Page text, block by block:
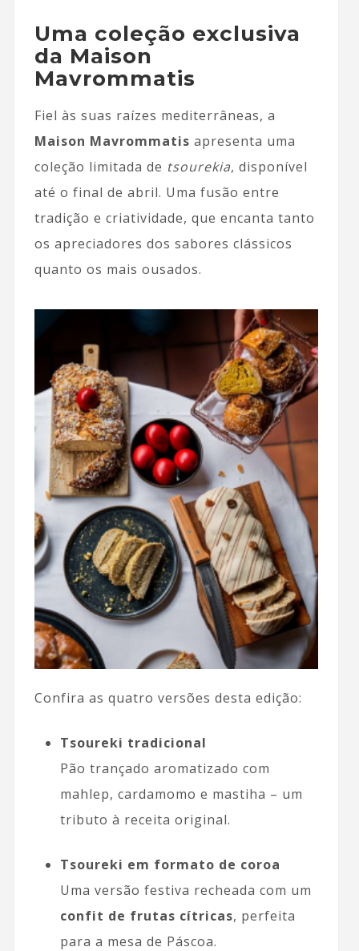
Uma coleção exclusiva
da Maison
Mavrommatis
Fiel às suas raízes mediterrâneas, a
Maison Mavrommatis apresenta uma
coleção limitada de tsourekia, disponível
até o final de abril. Uma fusão entre
tradição e criatividade, que encanta tanto
os apreciadores dos sabores clássicos
quanto os mais ousados.
Confira as quatro versões desta edição:
Tsoureki tradicional
Pão trançado aromatizado com
mahlep, cardamomo e mastiha – um
tributo à receita original.
Tsoureki em formato de coroa
Uma versão festiva recheada com um
confit de frutas cítricas, perfeita
para a mesa de Páscoa.